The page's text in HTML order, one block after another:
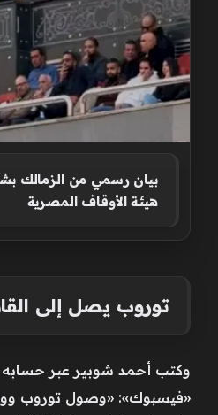
بيان رسمي من الزمالك
هيئة الأوقاف المصرية
توروب يصل إلى
وكتب أحمد شوبير عبر
«فيسبوك»: «وصول توروب